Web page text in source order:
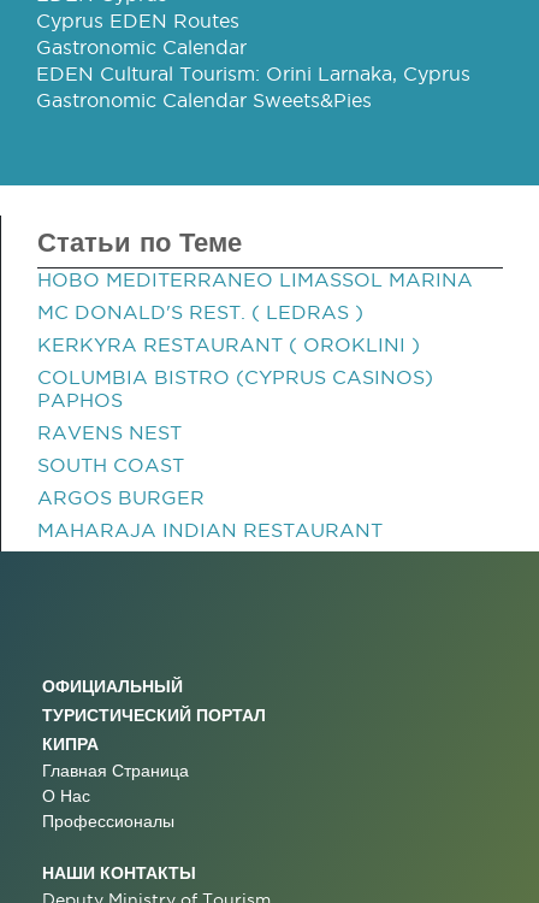
Cyprus EDEN Routes
Gastronomic Calendar
EDEN Cultural Tourism: Orini Larnaka, Cyprus
Gastronomic Calendar Sweets&Pies
Статьи по Теме
HOBO MEDITERRANEO LIMASSOL MARINA
MC DONALD'S REST. ( LEDRAS )
KERKYRA RESTAURANT ( OROKLINI )
COLUMBIA BISTRO (CYPRUS CASINOS)
PAPHOS
RAVENS NEST
SOUTH COAST
ARGOS BURGER
MAHARAJA INDIAN RESTAURANT
ОФИЦИАЛЬНЫЙ
ТУРИСТИЧЕСКИЙ ПОРТАЛ
КИПРА
Главная Страница
О Нас
Профессионалы
НАШИ КОНТАКТЫ